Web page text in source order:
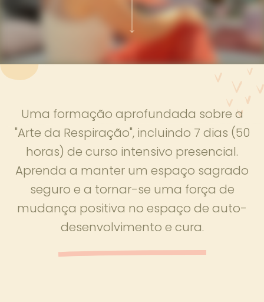
Uma formação aprofundada sobre a
"Arte da Respiração", incluindo 7 dias (50
horas) de curso intensivo presencial.
Aprenda a manter um espaço sagrado
seguro e a tornar-se uma força de
mudança positiva no espaço de auto-
desenvolvimento e cura.